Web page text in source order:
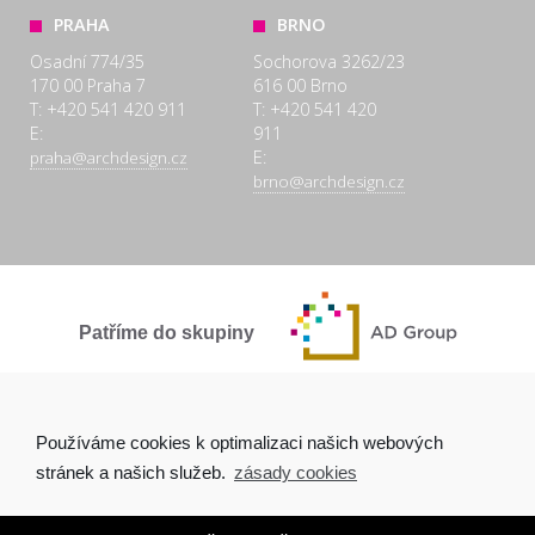
PRAHA
Osadní 774/35
170 00 Praha 7
T: +420 541 420 911
E:
praha@archdesign.cz
BRNO
Sochorova 3262/23
616 00 Brno
T: +420 541 420
911
E:
brno@archdesign.cz
Patříme do skupiny
Používáme cookies k optimalizaci našich webových
stránek a našich služeb. zásady cookies